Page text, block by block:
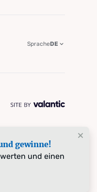
gewinne!
und einen
SpracheDE